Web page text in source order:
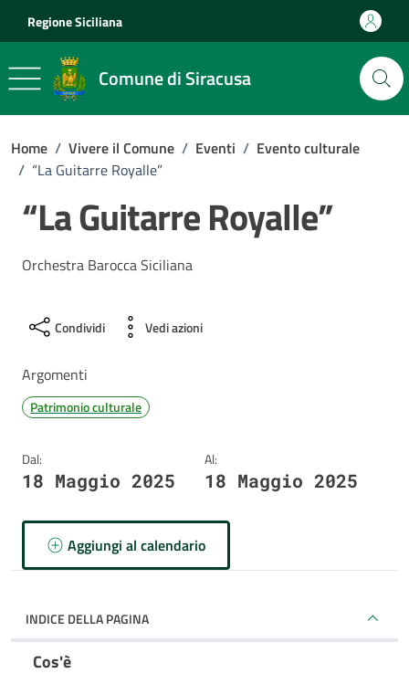
Regione Siciliana
Comune di Siracusa
Home / Vivere il Comune / Eventi / Evento culturale
/ “La Guitarre Royalle”
“La Guitarre Royalle”
Orchestra Barocca Siciliana
Condividi Vedi azioni
Argomenti
Patrimonio culturale
Dal:
18 Maggio 2025
Al:
18 Maggio 2025
Aggiungi al calendario
INDICE DELLA PAGINA
Cos'è